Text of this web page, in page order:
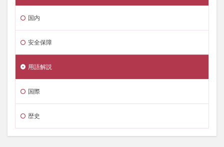
国内
安全保障
用語解説
国際
歴史